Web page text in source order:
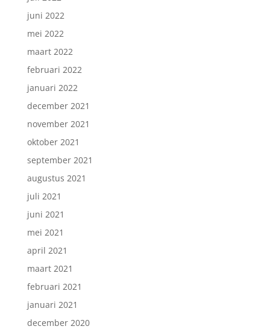
juni 2022
mei 2022
maart 2022
februari 2022
januari 2022
december 2021
november 2021
oktober 2021
september 2021
augustus 2021
juli 2021
juni 2021
mei 2021
april 2021
maart 2021
februari 2021
januari 2021
december 2020